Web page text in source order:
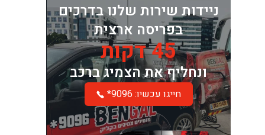
ניידות שירות שלנו בדרכים
בפריסה ארצית
45 דקות
ונחליף את הצמיג ברכב
*חייגו עכשיו: 9096